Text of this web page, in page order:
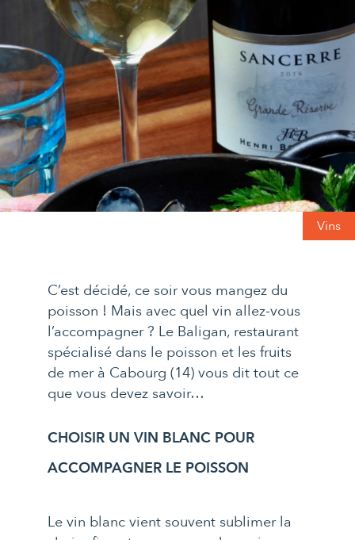
Vins
C’est décidé, ce soir vous mangez du
poisson ! Mais avec quel vin allez-vous
l’accompagner ? Le Baligan, restaurant
spécialisé dans le poisson et les fruits
de mer à Cabourg (14) vous dit tout ce
que vous devez savoir…
CHOISIR UN VIN BLANC POUR
ACCOMPAGNER LE POISSON
Le vin blanc vient souvent sublimer la